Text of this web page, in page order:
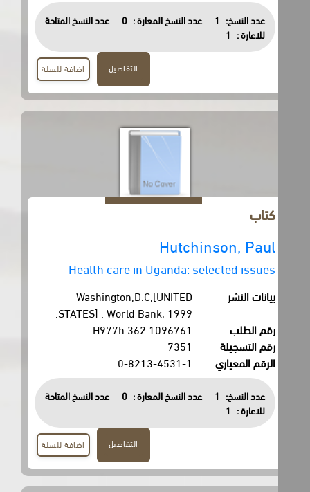
عدد النسخ: 1 عدد النسخ المعارة : 0
عدد النسخ المتاحة
للاعارة :
1
اضافة للسلة
Hutchinson, Paul
Health care in Uganda: selected issues
بيانات النشر
Washington,D.C,[UNITED
STATES] : World Bank, 1999.
رقم الطلب
362.1096761 H977h
رقم التسجيلة
7351
الرقم المعياري
0-8213-4531-1
عدد النسخ: 1 عدد النسخ المعارة : 0
عدد النسخ المتاحة
للاعارة :
1
اضافة للسلة